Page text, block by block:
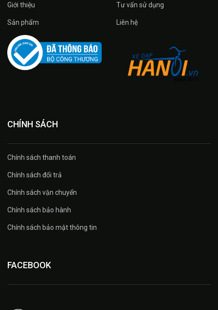
Giới thiệu
Sản phẩm
Tư vấn sử dụng
Liên hệ
CHÍNH SÁCH
Chính sách thanh toán
Chính sách đổi trả
Chính sách vận chuyển
Chính sách bảo hành
Chính sách bảo mật thông tin
FACEBOOK